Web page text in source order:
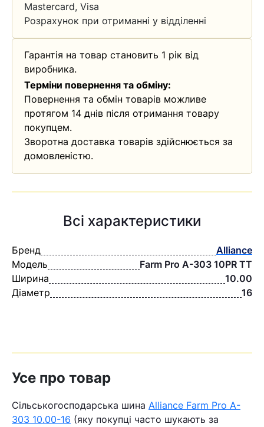
Mastercard, Visa
Розрахунок при отриманні у відділенні
Гарантія на товар становить 1 рік від
виробника.
Терміни повернення та обміну:
Повернення та обмін товарів можливе
протягом 14 днів після отримання товару
покупцем.
Зворотна доставка товарів здійснюється за
домовленістю.
Всі характеристики
Бренд
Alliance
Модель
Farm Pro A-303 10PR TT
Ширина
10.00
Діаметр
16
Усе про товар
Сільськогосподарська шина Alliance Farm Pro A-
303 10.00-16 (яку покупці часто шукають за